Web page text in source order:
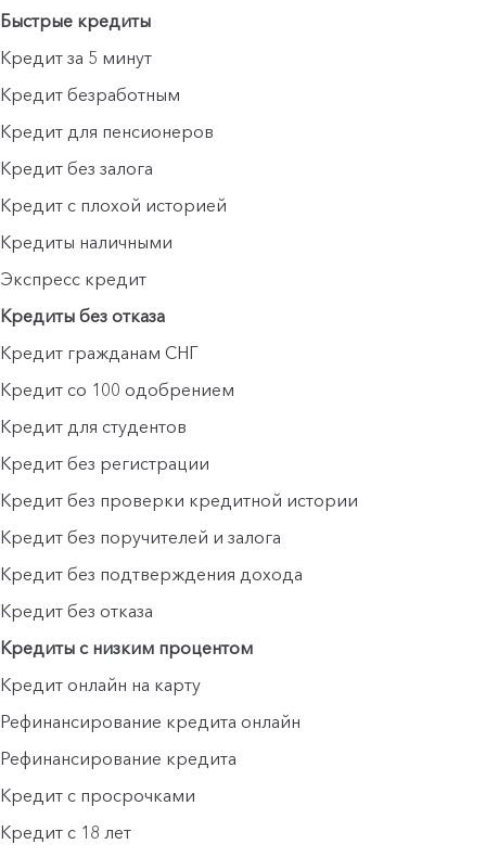
Быстрые кредиты
Кредит за 5 минут
Кредит безработным
Кредит для пенсионеров
Кредит без залога
Кредит с плохой историей
Кредиты наличными
Экспресс кредит
Кредиты без отказа
Кредит гражданам СНГ
Кредит со 100 одобрением
Кредит для студентов
Кредит без регистрации
Кредит без проверки кредитной истории
Кредит без поручителей и залога
Кредит без подтверждения дохода
Кредит без отказа
Кредиты с низким процентом
Кредит онлайн на карту
Рефинансирование кредита онлайн
Рефинансирование кредита
Кредит с просрочками
Кредит с 18 лет